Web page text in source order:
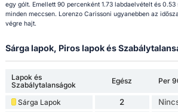
egy gólt. Emellett 90 percenként 1.73 labdaelvételt és
minden meccsen. Lorenzo Carissoni ugyanebben az
végre hajt.
Sárga lapok, Piros lapok és
Lapok és
Szabálytalanságok
Egész Per
Sárga Lapok 2